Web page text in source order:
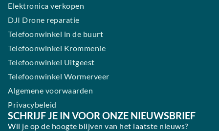
Elektronica verkopen
DJI Drone reparatie
Telefoonwinkel in de buurt
Telefoonwinkel Krommenie
Telefoonwinkel Uitgeest
Telefoonwinkel Wormerveer
Algemene voorwaarden
Privacybeleid
SCHRIJF JE IN VOOR ONZE NIEUWSBRIEF
Wil je op de hoogte blijven van het laatste nieuws?